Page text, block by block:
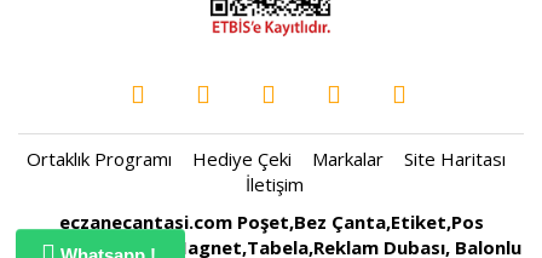
Ortaklık Programı Hediye Çeki Markalar
Site Haritası
İletişim
eczanecantasi.com Poşet,Bez Çanta,Etiket,Pos
Rulosu,Kartvizit,Magnet,Tabela,Reklam Dubası, Balonlu